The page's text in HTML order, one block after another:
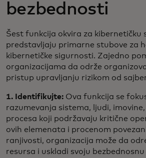
bezbednosti
Šest funkcija okvira za kibernetičku
predstavljaju primarne stubove za
kibernetičke sigurnosti. Zajedno
organizacijama da održe
pristup upravljanju rizikom od
1. Identifikujte: Ova funkcija se
razumevanja sistema, ljudi,
procesa koji podržavaju kritične
ovih elemenata i procenom
ranjivosti, organizacija može da
resursa i uskladi svoju